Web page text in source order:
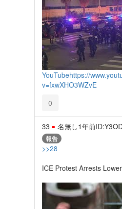
YouTubehttps://
v=fxwXHO3WZvE
0
33 名無し1年前
報告
>>28
ICE Protest Arrests